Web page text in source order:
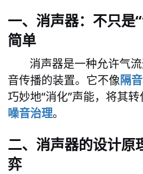
一、消声器：不只是
简单
消声器是一种允许气
音传播的装置。它不像隔
巧妙地“消化”声能，将其
噪音治理。
二、消声器的设计原
弈